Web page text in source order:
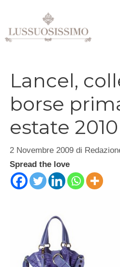
contenuto
Lancel,
borse
estate 2010
2 Novembre 2009 di
Spread the love